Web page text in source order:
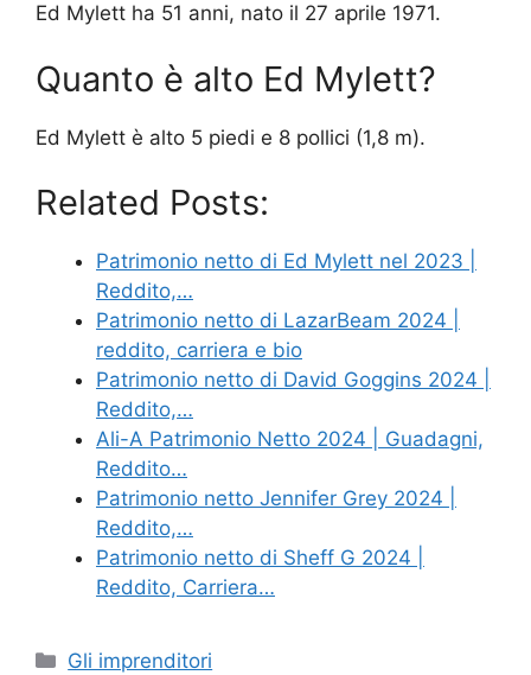
Ed Mylett ha 51 anni, nato il 27 aprile 1971.
Quanto è alto Ed Mylett?
Ed Mylett è alto 5 piedi e 8 pollici (1,8 m).
Related Posts:
Patrimonio netto di Ed Mylett nel 2023 |
Reddito,…
Patrimonio netto di LazarBeam 2024 |
reddito, carriera e bio
Patrimonio netto di David Goggins 2024 |
Reddito,…
Ali-A Patrimonio Netto 2024 | Guadagni,
Reddito…
Patrimonio netto Jennifer Grey 2024 |
Reddito,…
Patrimonio netto di Sheff G 2024 |
Reddito, Carriera…
Categories
Gli imprenditori